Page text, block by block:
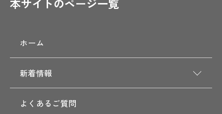
ホーム
新着情報
よくあるご質問